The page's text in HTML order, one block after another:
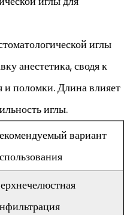
иглы
анестетика, сводя к
поломки. Длина влияет
иглы.
вариант